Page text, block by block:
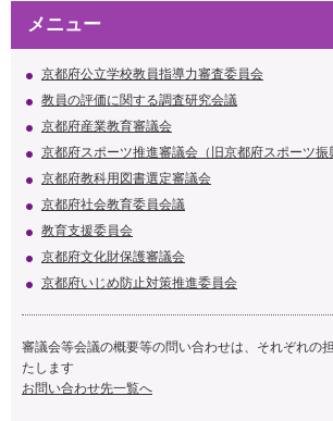
メニュー
京都府公立学校教員指導力審査委員会
教員の評価に関する調査研究会議
京都府産業教育審議会
京都府スポーツ推進審議会（旧京都府スポーツ振
京都府教科用図書選定審議会
京都府社会教育委員会議
教育支援委員会
京都府文化財保護審議会
京都府いじめ防止対策推進委員会
審議会等会議の概要等の問い合わせは、それぞれの
たします
お問い合わせ先一覧へ